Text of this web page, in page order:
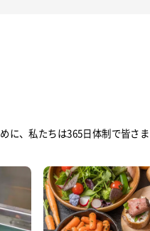
、私たちは365日体制で皆さま